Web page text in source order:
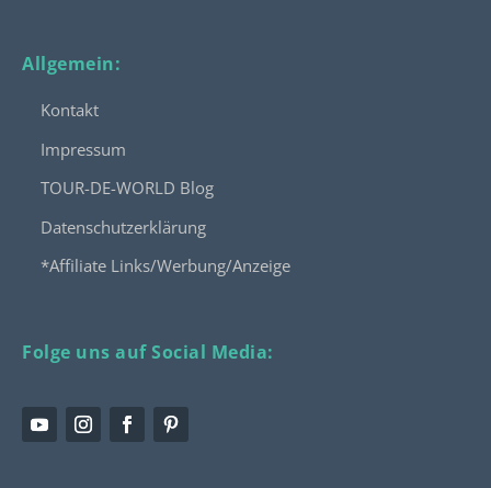
Allgemein:
Kontakt
Impressum
TOUR-DE-WORLD Blog
Datenschutzerklärung
*Affiliate Links/Werbung/Anzeige
Folge uns auf Social Media: